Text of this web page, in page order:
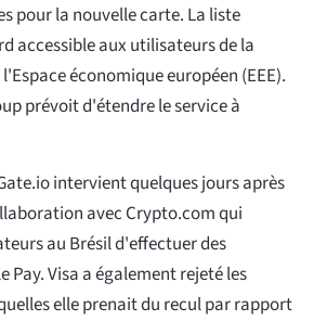
pour la nouvelle carte. La liste
accessible aux utilisateurs de la
économique européen (EEE).
prévoit d'étendre le service à
intervient quelques jours après
avec Crypto.com qui
au Brésil d'effectuer des
Pay. Visa a également rejeté les
elle prenait du recul par rapport